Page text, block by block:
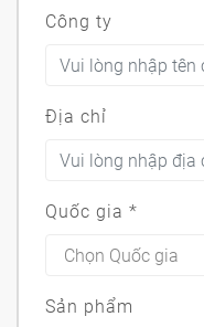
Công ty
Địa chỉ
Quốc gia *
Sản phẩm